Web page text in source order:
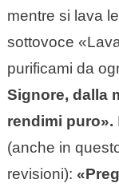
mentre si lava
sottovoce
purificami da
Signore, dalla
rendimi puro».
(anche in
revisioni):